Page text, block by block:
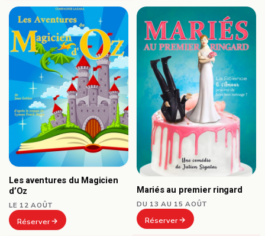
Les aventures du Magicien
d’Oz
LE 12 AOÛT
Réserver
Mariés au premier ringard
DU 13 AU 15 AOÛT
Réserver